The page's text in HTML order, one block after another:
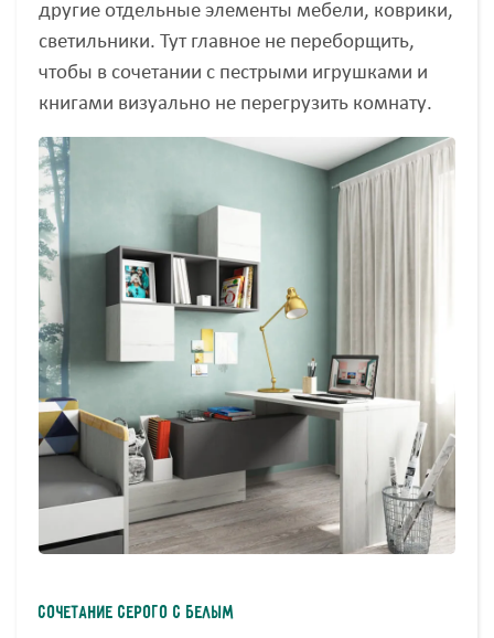
другие отдельные элементы мебели, коврики,
светильники. Тут главное не переборщить,
чтобы в сочетании с пестрыми игрушками и
книгами визуально не перегрузить комнату.
Сочетание серого с белым